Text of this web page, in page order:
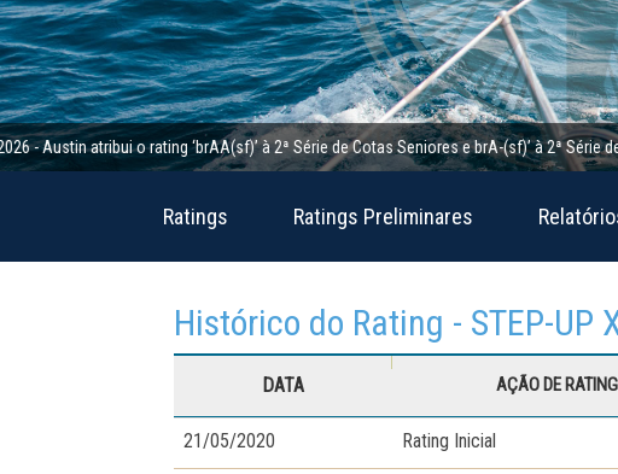
atribui o rating ‘brAA(sf)’ à 2ª Série de Cotas Seniores e brA-(sf)’ à 2ª Série de Cotas
Ratings Ratings Preliminares
Histórico do Rating - STEP-UP
DATA AÇÃO DE RATING
21/05/2020 Rating Inicial